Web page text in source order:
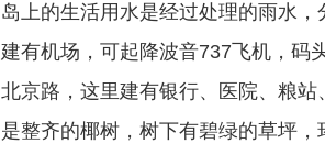
岛上的生活用水是经过处理的雨水
建有机场，可起降波音737飞机，码
北京路，这里建有银行、医院、粮
是整齐的椰树，树下有碧绿的草坪